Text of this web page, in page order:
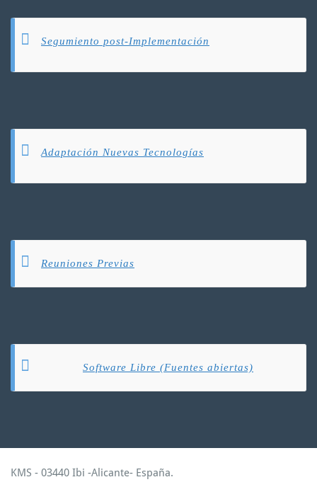
Segumiento post-Implementación
Adaptación Nuevas Tecnologías
Reuniones Previas
Software Libre (Fuentes abiertas)
KMS - 03440 Ibi -Alicante- España.